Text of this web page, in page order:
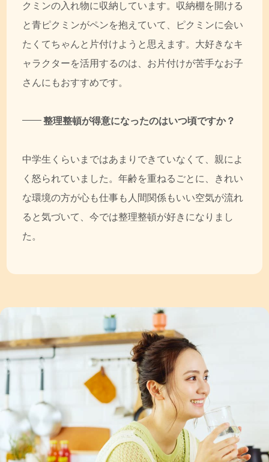
クミンの入れ物に収納しています。収納棚を開ける
と青ピクミンがペンを抱えていて、ピクミンに会い
たくてちゃんと片付けようと思えます。大好きなキ
ャラクターを活用するのは、お片付けが苦手なお子
さんにもおすすめです。
整理整頓が得意になったのはいつ頃ですか？
中学生くらいまではあまりできていなくて、親によ
く怒られていました。年齢を重ねるごとに、きれい
な環境の方が心も仕事も人間関係もいい空気が流れ
ると気づいて、今では整理整頓が好きになりまし
た。